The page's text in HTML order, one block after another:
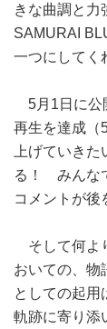
きな曲調と力
SAMURAI
一つにしてく
5月1日に公
再生を達成（
上げていき
る！ みんな
コメントが後
そして何よ
おいての、物
としての起用
軌跡に寄り添